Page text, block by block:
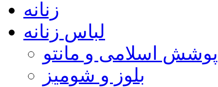
زنانه
لباس زنانه
پوشش اسلامی و مانتو
بلوز و شومیز